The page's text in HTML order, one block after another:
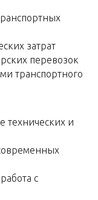
затрат
перевозок
транспортного
технических и
с